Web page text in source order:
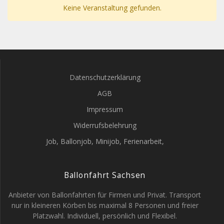
Keine Veranstaltung gefunden.
Datenschutzerklärung
AGB
Impressum
Widerrufsbelehrung
Job, Ballonjob, Minijob, Ferienarbeit,
Ballonfahrt Sachsen
Anbieter von Ballonfahrten für Firmen und Privat. Transport
nur in kleineren Körben bis maximal 8 Personen und freier
Platzwahl. Individuell, persönlich und Flexibel.